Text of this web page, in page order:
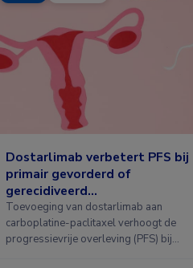
Dostarlimab verbetert PFS bij
primair gevorderd of
gerecidiveerd
endometriumcarcinoom
Toevoeging van dostarlimab aan
carboplatine-paclitaxel verhoogt de
progressievrije overleving (PFS) bij